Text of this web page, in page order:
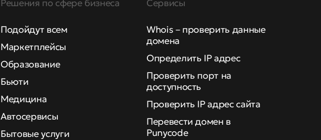
Решения по сфере бизнеса
Подойдут всем
Маркетплейсы
Образование
Бьюти
Медицина
Автосервисы
Бытовые услуги
Сервисы
Whois – проверить данные
домена
Определить IP адрес
Проверить порт на
доступность
Проверить IP адрес сайта
Перевести домен в
Punycode